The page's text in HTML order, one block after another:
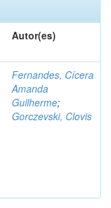
Autor(es)
Fernandes, Cícera
Amanda
Guilherme;
Gorczevski, Clovis